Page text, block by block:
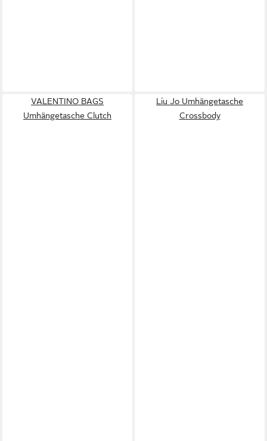
VALENTINO BAGS
Umhängetasche Clutch
Liu Jo Umhängetasche
Crossbody